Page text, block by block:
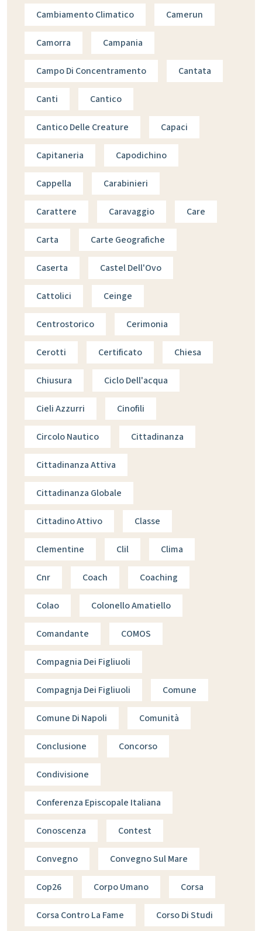
Cambiamento Climatico Camerun
Camorra Campania
Campo Di Concentramento Cantata
Canti Cantico
Cantico Delle Creature Capaci
Capitaneria Capodichino
Cappella Carabinieri
Carattere Caravaggio Care
Carta Carte Geografiche
Caserta Castel Dell'Ovo
Cattolici Ceinge
Centrostorico Cerimonia
Cerotti Certificato Chiesa
Chiusura Ciclo Dell'acqua
Cieli Azzurri Cinofili
Circolo Nautico Cittadinanza
Cittadinanza Attiva
Cittadinanza Globale
Cittadino Attivo Classe
Clementine Clil Clima
Cnr Coach Coaching
Colao Colonello Amatiello
Comandante COMOS
Compagnia Dei Figliuoli
Compagnja Dei Figliuoli Comune
Comune Di Napoli Comunità
Conclusione Concorso
Condivisione
Conferenza Episcopale Italiana
Conoscenza Contest
Convegno Convegno Sul Mare
Cop26 Corpo Umano Corsa
Corsa Contro La Fame Corso Di Studi